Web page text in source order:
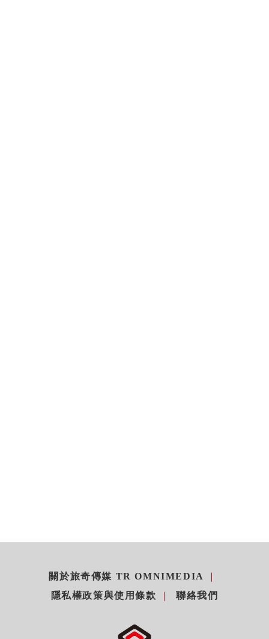
關於旅奇傳媒 TR OMNIMEDIA
隱私權政策與使用條款
聯絡我們